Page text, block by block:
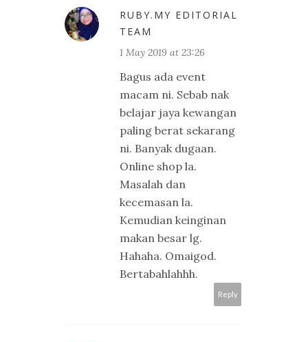
RUBY.MY EDITORIAL
TEAM
1 May 2019 at 23:26
Bagus ada event
macam ni. Sebab nak
belajar jaya kewangan
paling berat sekarang
ni. Banyak dugaan.
Online shop la.
Masalah dan
kecemasan la.
Kemudian keinginan
makan besar lg.
Hahaha. Omaigod.
Bertabahlahhh.
Reply